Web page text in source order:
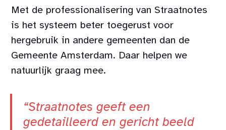
Met de professionalisering van Straatnotes
is het systeem beter toegerust voor
hergebruik in andere gemeenten dan de
Gemeente Amsterdam. Daar helpen we
natuurlijk graag mee.
“Straatnotes geeft een
gedetailleerd en gericht beeld